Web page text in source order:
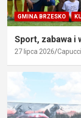
GMINA BRZESKO
Sport, zabawa i
27 lipca 2026